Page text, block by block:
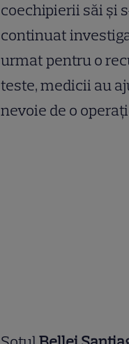
coechipierii săi și
continuat
urmat pentru o
teste, medicii au
nevoie de o